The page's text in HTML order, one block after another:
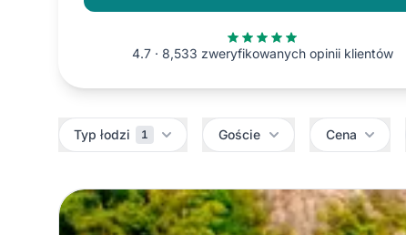
4.7 · 8,533 zweryfikowanych opinii klientów
Typ łodzi 1 Goście Cena